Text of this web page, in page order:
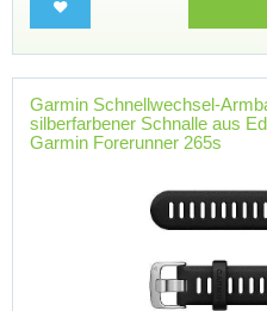
Garmin Schnellwechsel-
silberfarbener Schnalle aus
Garmin Forerunner 265s